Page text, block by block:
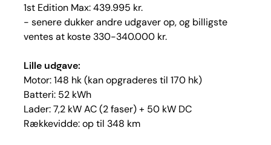
1st Edition Max: 439.995 kr.
- senere dukker andre udgaver op, og billigste
ventes at koste 330-340.000 kr.
Lille udgave:
Motor: 148 hk (kan opgraderes til 170 hk)
Batteri: 52 kWh
Lader: 7,2 kW AC (2 faser) + 50 kW DC
Rækkevidde: op til 348 km